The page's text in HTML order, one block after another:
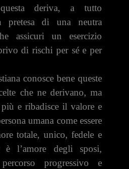
deriva, a tutto
pretesa di una neutra
assicuri un esercizio
di rischi per sé e per
conosce bene queste
che ne derivano, ma
e ribadisce il valore e
umana come essere
totale, unico, fedele e
è l’amore degli sposi,
progressivo e